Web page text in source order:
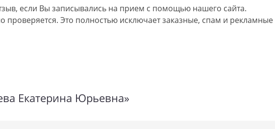
если Вы записывались на прием с помощью нашего сайта.
проверяется. Это полностью исключает заказные, спам и
Екатерина Юрьевна»